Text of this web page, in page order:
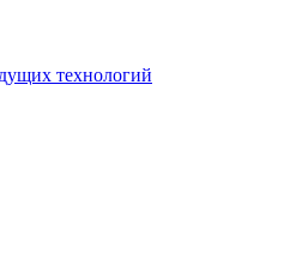
технологий